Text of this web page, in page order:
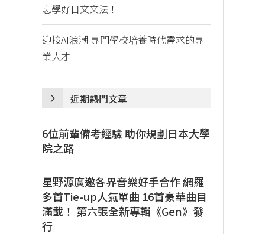
忘學好日文文法！
迎接AI浪潮 專門學校培養時代需求的專
業人才
近期熱門文章
6位前輩備考經驗 助你規劃日本大學
院之路
星野源廣邀各界音樂好手合作 網羅
多首Tie-up人氣單曲 16首豪華曲目
滿載！ 第六張全新專輯《Gen》發
行